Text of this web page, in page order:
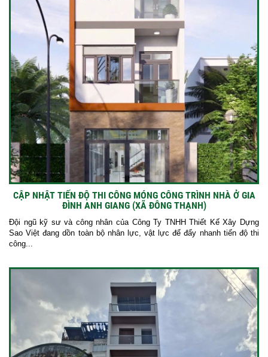
CẬP NHẬT TIẾN ĐỘ THI CÔNG MÓNG CÔNG TRÌNH NHÀ Ở GIA
ĐÌNH ANH GIANG (XÃ ĐÔNG THẠNH)
Đội ngũ kỹ sư và công nhân của Công Ty TNHH Thiết Kế Xây Dựng
Sao Việt đang dồn toàn bộ nhân lực, vật lực để đẩy nhanh tiến độ thi
công...